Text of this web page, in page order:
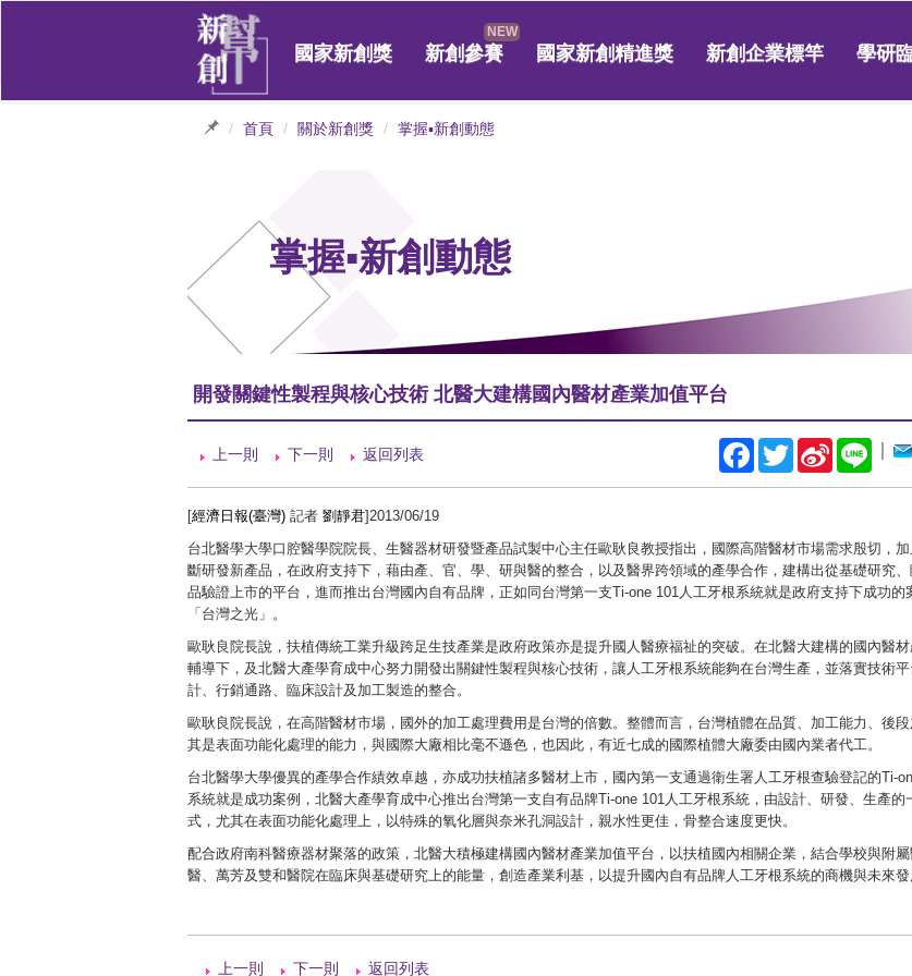
國家新創獎 新創參賽 國家新創精進獎 新創企業標竿 學研
首頁 關於新創獎 掌握▪新創動態
掌握▪新創動態
開發關鍵性製程與核心技術 北醫大建構國內醫材產業加值平台
上一則 下一則 返回列表 Facebook
TwitterSina
Weibo
Line
[經濟日報(臺灣) 記者 劉靜君]2013/06/19
台北醫學大學口腔醫學院院長、生醫器材研發暨產品試製中心主任歐耿良教授指出，國際高階醫材市場需求殷切，
斷研發新產品，在政府支持下，藉由產、官、學、研與醫的整合，以及醫界跨領域的產學合作，建構出從基礎研究
品驗證上市的平台，進而推出台灣國內自有品牌，正如同台灣第一支Ti-one 101人工牙根系統就是政府支持下成功的
「台灣之光」。
歐耿良院長說，扶植傳統工業升級跨足生技產業是政府政策亦是提升國人醫療福祉的突破。在北醫大建構的國內醫
輔導下，及北醫大產學育成中心努力開發出關鍵性製程與核心技術，讓人工牙根系統能夠在台灣生產，並落實技術
計、行銷通路、臨床設計及加工製造的整合。
歐耿良院長說，在高階醫材市場，國外的加工處理費用是台灣的倍數。整體而言，台灣植體在品質、加工能力、後
其是表面功能化處理的能力，與國際大廠相比毫不遜色，也因此，有近七成的國際植體大廠委由國內業者代工。
台北醫學大學優異的產學合作績效卓越，亦成功扶植諸多醫材上市，國內第一支通過衛生署人工牙根查驗登記的Ti-
系統就是成功案例，北醫大產學育成中心推出台灣第一支自有品牌Ti-one 101人工牙根系統，由設計、研發、生產的
式，尤其在表面功能化處理上，以特殊的氧化層與奈米孔洞設計，親水性更佳，骨整合速度更快。
配合政府南科醫療器材聚落的政策，北醫大積極建構國內醫材產業加值平台，以扶植國內相關企業，結合學校與附
醫、萬芳及雙和醫院在臨床與基礎研究上的能量，創造產業利基，以提升國內自有品牌人工牙根系統的商機與未來發
上一則 下一則 返回列表